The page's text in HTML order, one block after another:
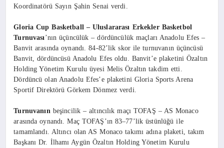
Koordinatörü Sayın Şahin Senai verdi.
Gloria Cup Basketball – Uluslararası Erkekler Basketbol
Turnuvası ’nın üçüncülük – dördüncülük maçları Anadolu Efes –
Banvit arasında oynandı. 84-82’lik skor ile turnuvanın üçüncüsü
Banvit, dördüncüsü Anadolu Efes oldu. Banvit’e plaketini Özaltın
Holding Yönetim Kurulu üyesi Melis Özaltın takdim etti.
Dördüncü olan Anadolu Efes’e plaketini Gloria Sports Arena
Sportif Direktörü Görkem Dönmez verdi.
Turnuvanın beşincilik – altıncılık maçı TOFAŞ – AS Monaco
arasında oynandı. Maç TOFAŞ’ın 83–77’lik üstünlüğü ile
tamamlandı. Altıncı olan AS Monaco takımı adına plaketi, takım
Başkanı Dr. İlhamı Aygün Özaltın Holding Yönetim Kurulu